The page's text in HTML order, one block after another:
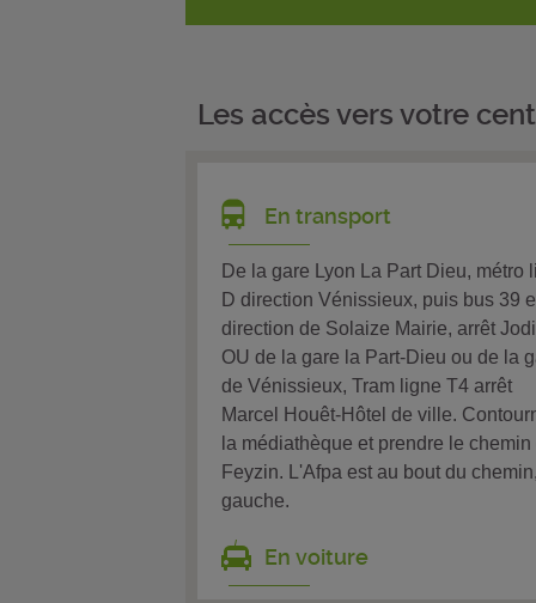
Les accès vers votre
En transport
De la gare Lyon La Part Dieu, métro
D direction Vénissieux, puis bus 39
direction de Solaize Mairie, arrêt
OU de la gare la Part-Dieu ou de la
de Vénissieux, Tram ligne T4 arrêt
Marcel Houêt-Hôtel de ville.
la médiathèque et prendre le chemin
Feyzin. L'Afpa est au bout du
gauche.
En voiture